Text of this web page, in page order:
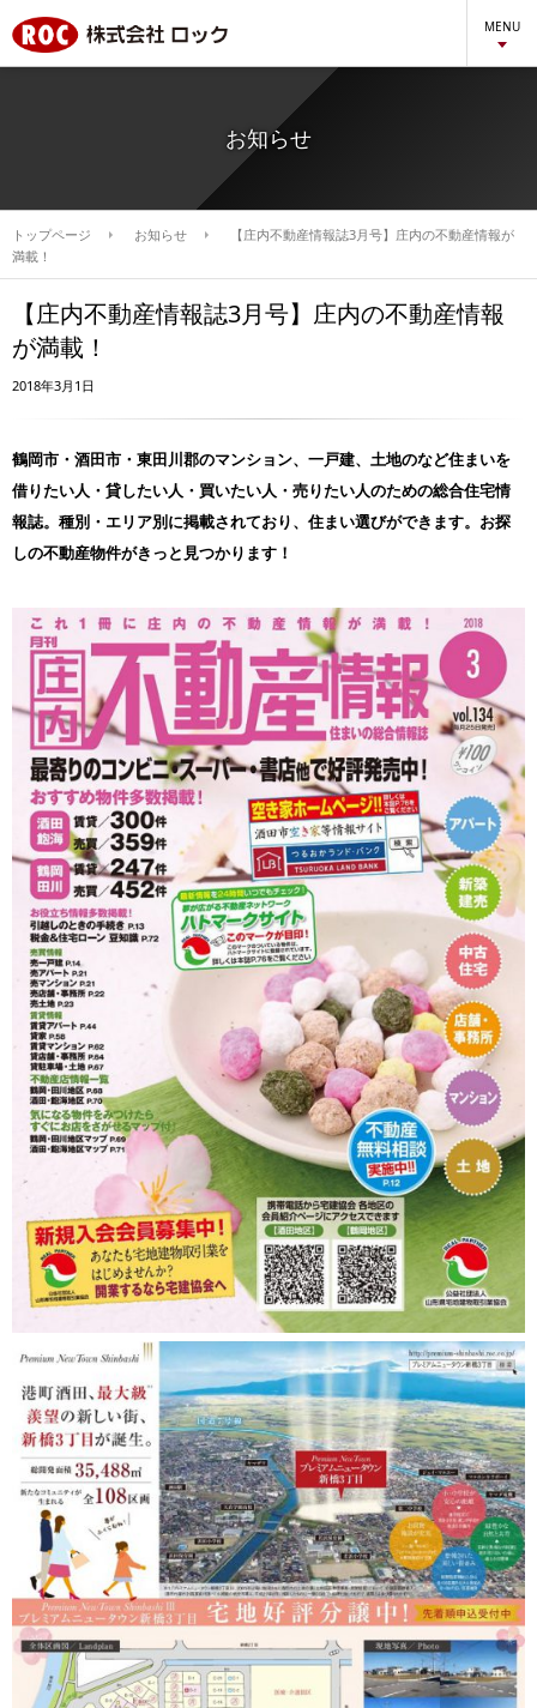
MENU
お知らせ
トップページ お知らせ
【庄内不動産情報誌3月号】庄内の不動産情報が
満載！
【庄内不動産情報誌3月号】庄内の不動産情報
が満載！
2018年3月1日
鶴岡市・酒田市・東田川郡のマンション、一戸建、土地のなど住まいを
借りたい人・貸したい人・買いたい人・売りたい人のための総合住宅情
報誌。種別・エリア別に掲載されており、住まい選びができます。お探
しの不動産物件がきっと見つかります！